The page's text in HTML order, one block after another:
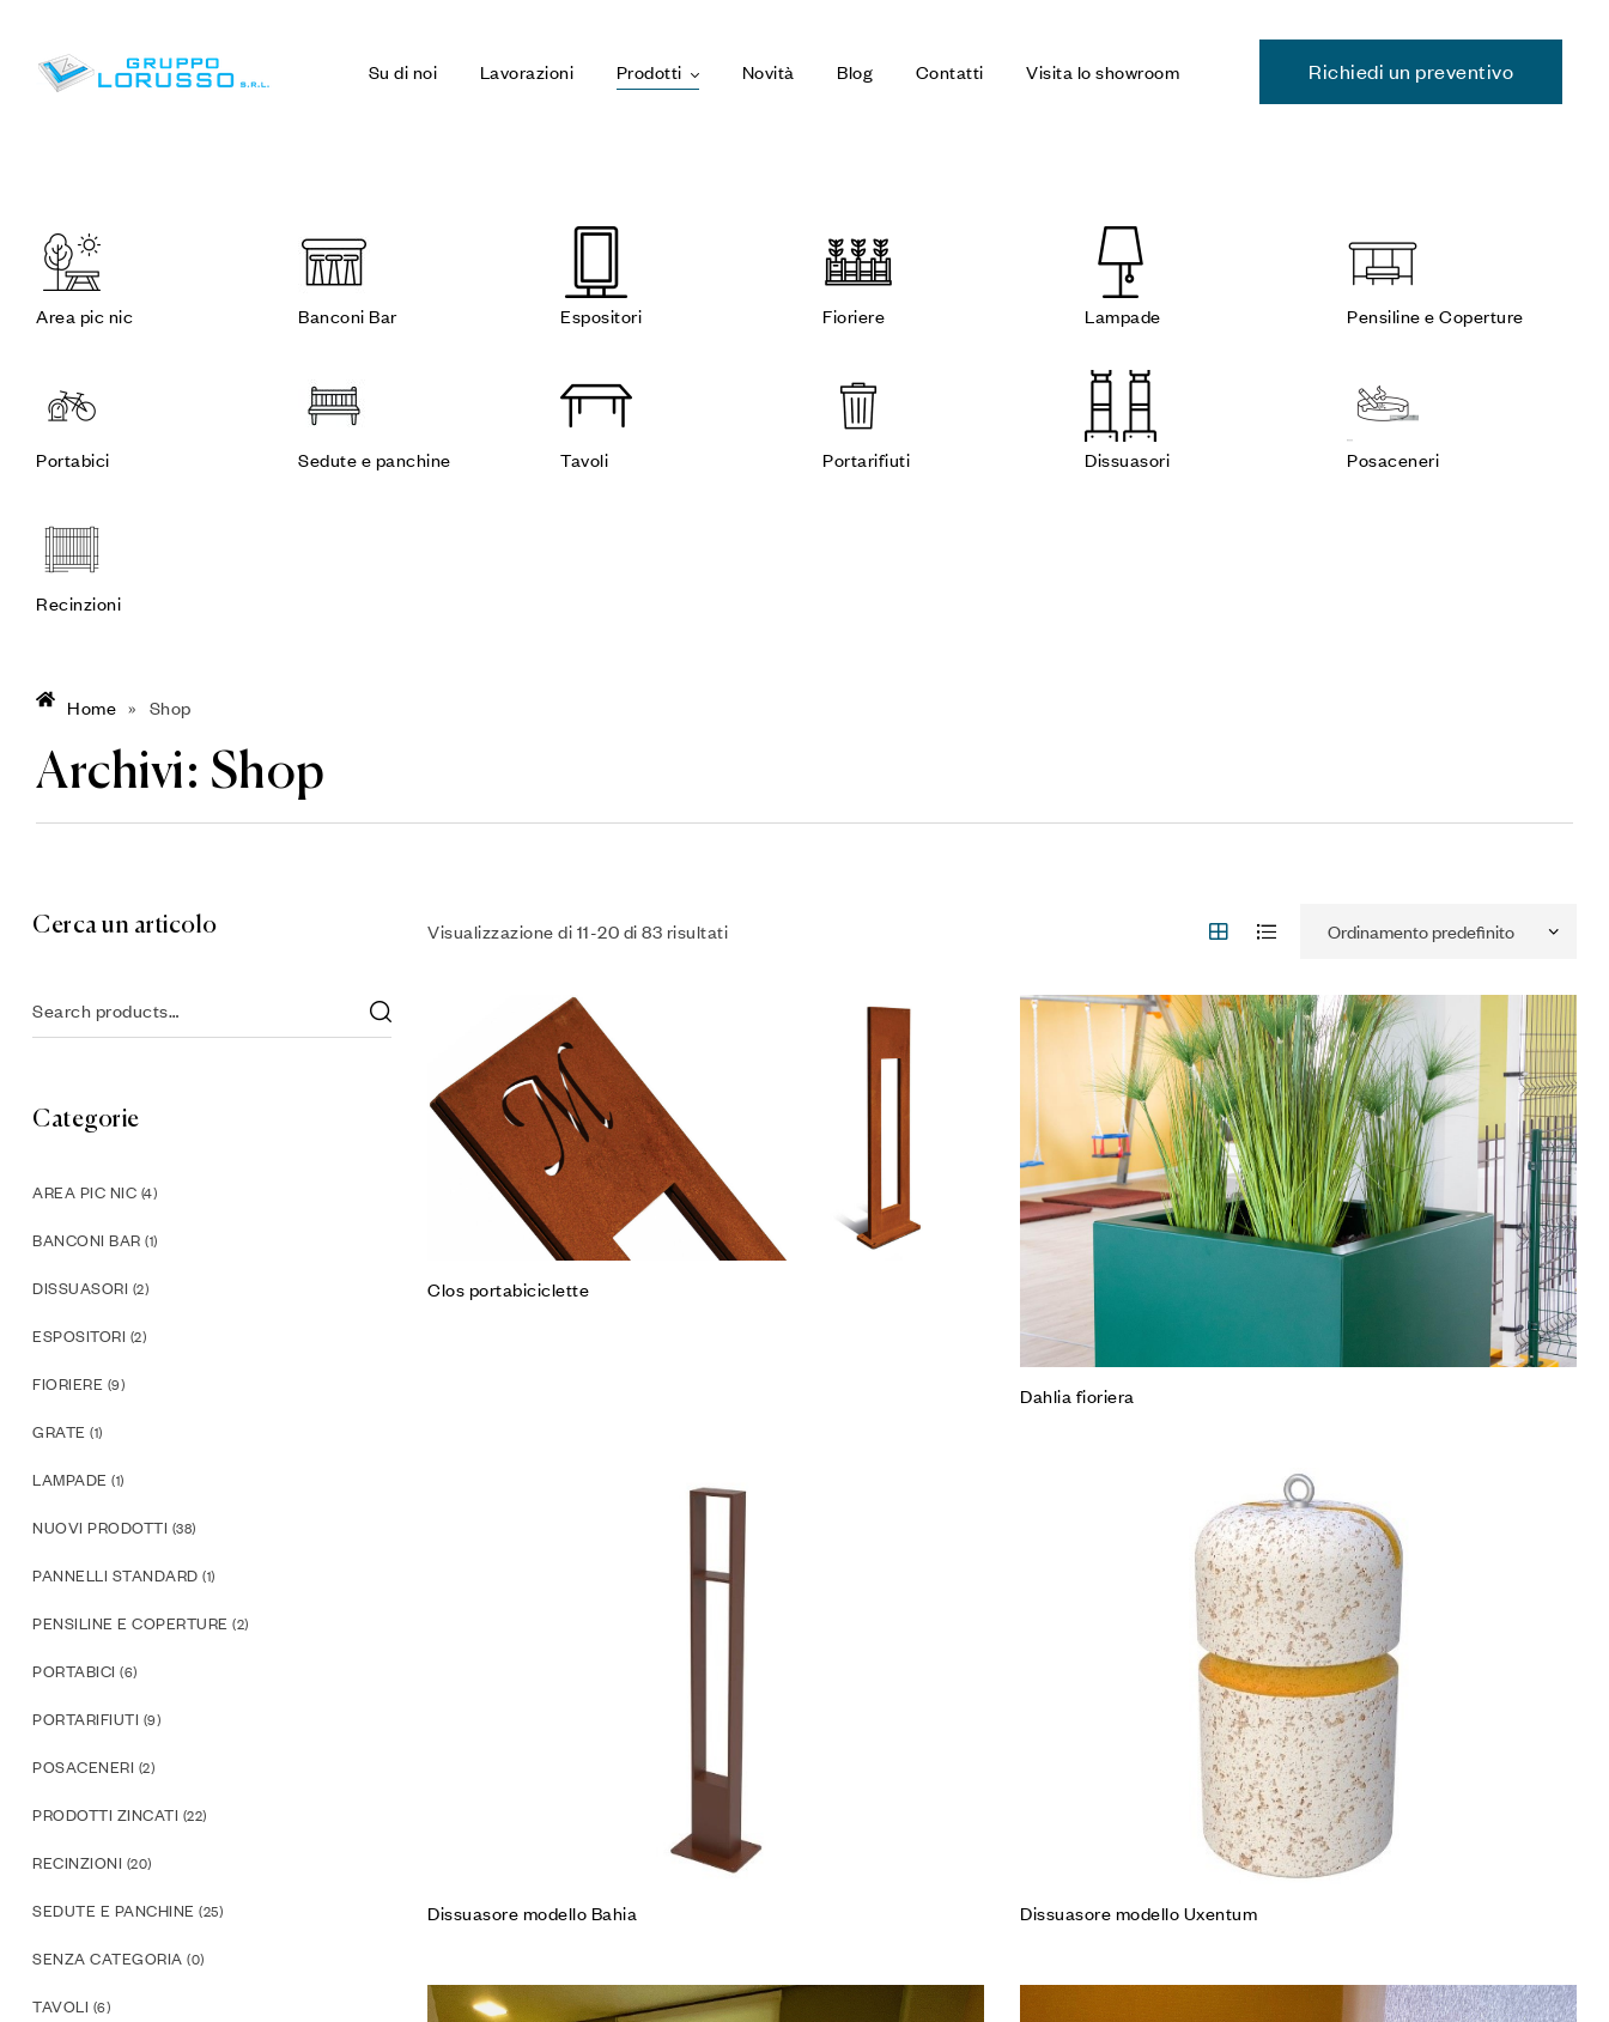
Su di noi Lavorazioni Prodotti Novità Blog Contatti Visita lo showroom Richiedi un preventivo
Area pic nic Banconi Bar Espositori Fioriere Lampade Pensiline e Coperture
Portabici Sedute e panchine Tavoli Portarifiuti Dissuasori Posaceneri
Recinzioni
Home » Shop
Archivi: Shop
Visualizzazione di 11-20 di 83 risultati
Aggiungi alla Lista desideri
Compare
Leggi tutto
Clos portabiciclette
Dahlia fioriera
Aggiungi alla Lista desideri
Dissuasore modello Bahia Dissuasore modello Uxentum
Cerca un articolo
Categorie
AREA PIC NIC (4)
BANCONI BAR (1)
DISSUASORI (2)
ESPOSITORI (2)
FIORIERE (9)
GRATE (1)
LAMPADE (1)
NUOVI PRODOTTI (38)
PANNELLI STANDARD (1)
PENSILINE E COPERTURE (2)
PORTABICI (6)
PORTARIFIUTI (9)
POSACENERI (2)
PRODOTTI ZINCATI (22)
RECINZIONI (20)
SEDUTE E PANCHINE (25)
SENZA CATEGORIA (0)
TAVOLI (6)